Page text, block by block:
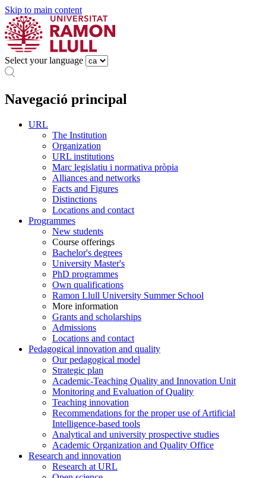
Skip to main content
Select your language
Navegació principal
URL
The Institution
Organization
URL institutions
Marc legislatiu i normativa pròpia
Alliances and networks
Facts and Figures
Distinctions
Locations and contact
Programmes
New students
Course offerings
Bachelor's degrees
University Master's
PhD programmes
Own qualifications
Ramon Llull University Summer School
More information
Grants and scholarships
Admissions
Locations and contact
Pedagogical innovation and quality
Our pedagogical model
Strategic plan
Academic-Teaching Quality and Innovation Unit
Monitoring and Evaluation of Quality
Teaching innovation
Recommendations for the proper use of Artificial
Intelligence-based tools
Analytical and university prospective studies
Academic Organization and Quality Office
Research and innovation
Research at URL